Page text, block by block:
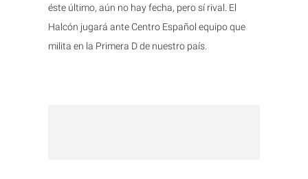
éste último, aún no hay fecha, pero sí rival. El
Halcón jugará ante Centro Español equipo que
milita en la Primera D de nuestro país.